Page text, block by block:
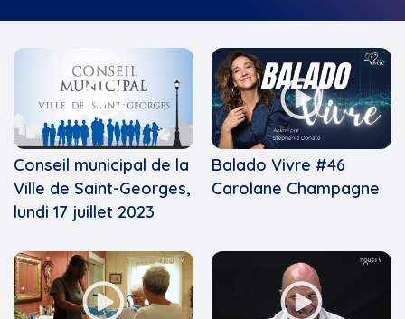
Conseil municipal de la
Ville de Saint-Georges,
lundi 17 juillet 2023
Balado Vivre #46
Carolane Champagne